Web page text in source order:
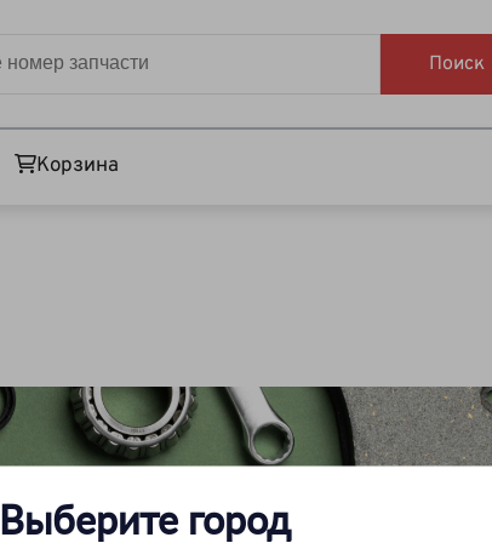
Поиск
Выберите город
Корзина
Вы искали каталог на автомобиль